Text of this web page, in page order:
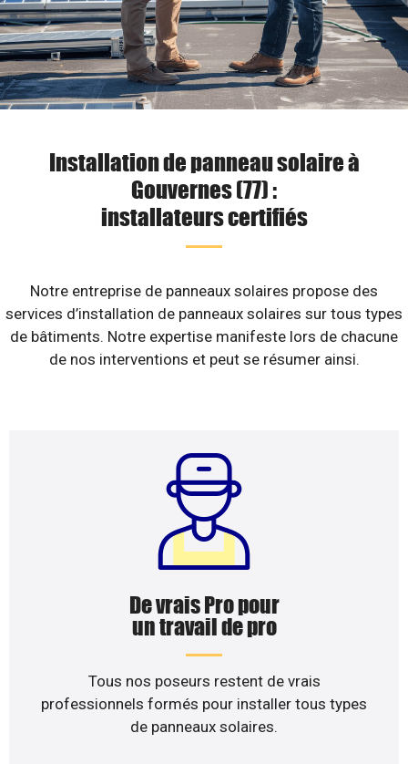
Installation de panneau solaire à
Gouvernes (77) :
installateurs certifiés
Notre entreprise de panneaux solaires propose des
services d’installation de panneaux solaires sur tous types
de bâtiments. Notre expertise manifeste lors de chacune
de nos interventions et peut se résumer ainsi.
De vrais Pro pour
un travail de pro
Tous nos poseurs restent de vrais
professionnels formés pour installer tous types
de panneaux solaires.